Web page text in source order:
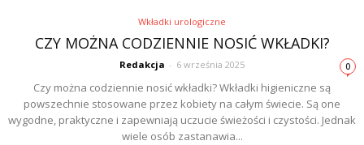
Wkładki urologiczne
CZY MOŻNA CODZIENNIE NOSIĆ WKŁADKI?
Redakcja - 6 września 2025 0
Czy można codziennie nosić wkładki? Wkładki higieniczne są
powszechnie stosowane przez kobiety na całym świecie. Są one
wygodne, praktyczne i zapewniają uczucie świeżości i czystości. Jednak
wiele osób zastanawia...